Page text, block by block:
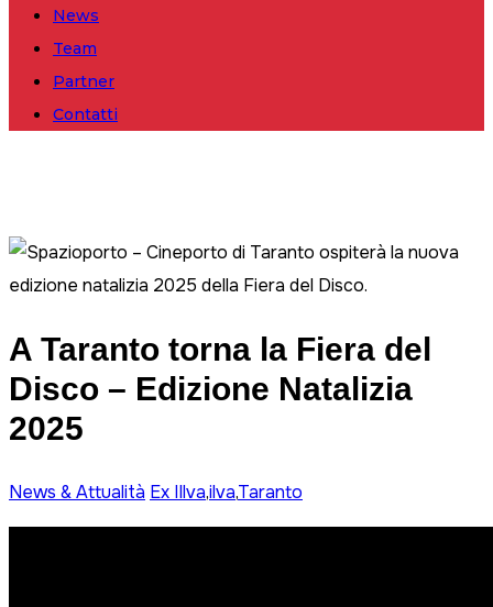
News
Team
Partner
Contatti
A Taranto torna la Fiera del
Disco – Edizione Natalizia
2025
News & Attualità Ex IIlva,ilva,Taranto